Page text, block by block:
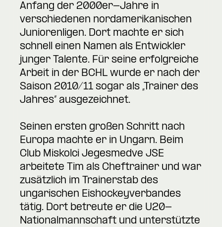
Anfang der 2000er-Jahre in
verschiedenen nordamerikanischen
Juniorenligen. Dort machte er sich
schnell einen Namen als Entwickler
junger Talente. Für seine erfolgreiche
Arbeit in der BCHL wurde er nach der
Saison 2010/11 sogar als „Trainer des
Jahres“ ausgezeichnet.
Seinen ersten großen Schritt nach
Europa machte er in Ungarn. Beim
Club Miskolci Jegesmedve JSE
arbeitete Tim als Cheftrainer und war
zusätzlich im Trainerstab des
ungarischen Eishockeyverbandes
tätig. Dort betreute er die U20-
Nationalmannschaft und unterstützte